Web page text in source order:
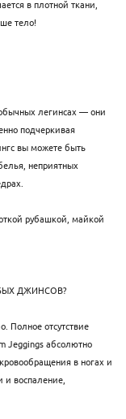
в плотной ткани,
тело!
легинсах — они
подчеркивая
вы можете быть
неприятных
рубашкой, майкой
ДЖИНСОВ?
Полное отсутствие
Jeggings абсолютно
в ногах и
и воспаление,